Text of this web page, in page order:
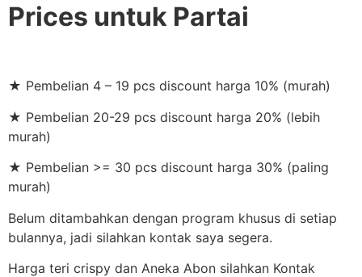
Prices untuk Partai
★ Pembelian 4 – 19 pcs discount harga 10% (murah)
★ Pembelian 20-29 pcs discount harga 20% (lebih
murah)
★ Pembelian >= 30 pcs discount harga 30% (paling
murah)
Belum ditambahkan dengan program khusus di setiap
bulannya, jadi silahkan kontak saya segera.
Harga teri crispy dan Aneka Abon silahkan Kontak